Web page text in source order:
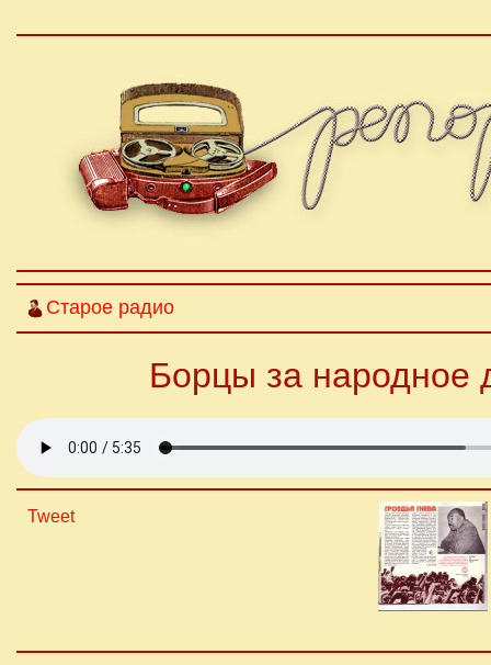
Старое радио
Борцы за
Tweet